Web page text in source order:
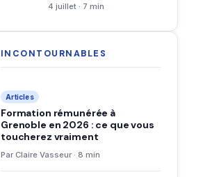
4 juillet · 7 min
INCONTOURNABLES
Articles
Formation rémunérée à
Grenoble en 2026 : ce que vous
toucherez vraiment
Par Claire Vasseur · 8 min